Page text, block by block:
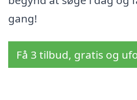
gang!
Få 3 tilbud, gratis og